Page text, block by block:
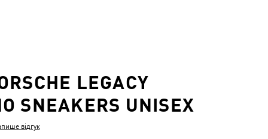
LEGACY
SNEAKERS UNISEX
відгук